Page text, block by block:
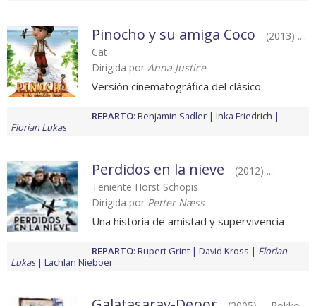
Pinocho y su amiga Coco
(2013) ....
Cat
Dirigida por Anna Justice
Versión cinematográfica del clásico
REPARTO: Benjamin Sadler
Inka Friedrich
Florian Lukas
Perdidos en la nieve
(2012) ....
Teniente Horst Schopis
Dirigida por Petter Næss
Una historia de amistad y supervivencia
REPARTO: Rupert Grint David Kross
Florian
Lukas
Lachlan Nieboer